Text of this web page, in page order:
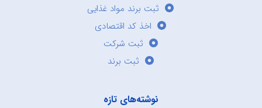
ثبت برند مواد غذایی
اخذ کد اقتصادی
ثبت شرکت
ثبت برند
نوشته‌های تازه